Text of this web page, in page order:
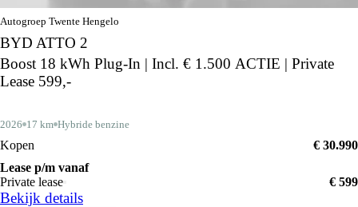
Autogroep Twente Hengelo
BYD ATTO 2
Boost 18 kWh Plug-In | Incl. € 1.500 ACTIE | Private
Lease 599,-
2026 17 km Hybride benzine
Kopen
€ 30.990
Lease p/m vanaf
Private lease
€ 599
Bekijk details